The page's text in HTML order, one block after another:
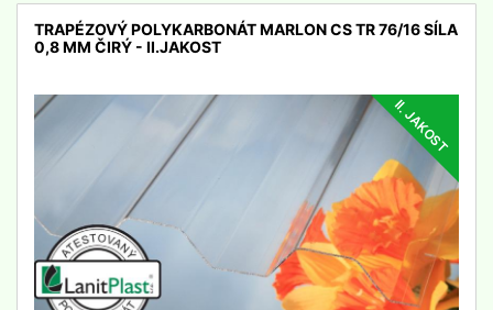
TRAPÉZOVÝ POLYKARBONÁT MARLON CS TR 76/16 SÍLA
0,8 MM ČIRÝ - II.JAKOST
II. JAKOST
detail